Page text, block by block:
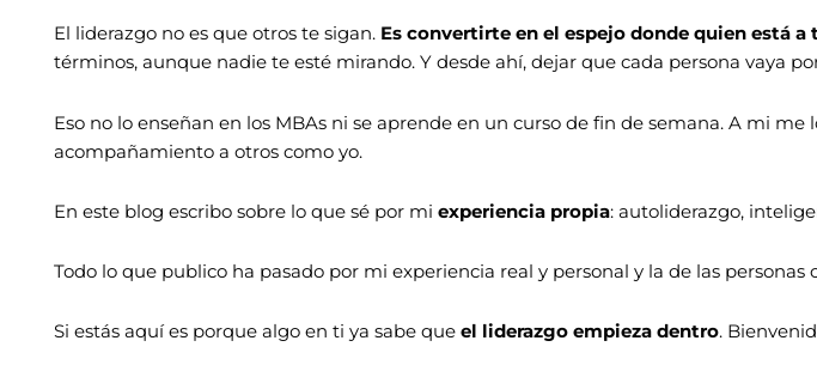
El liderazgo no es que otros te sigan. Es convertirte en el espejo donde quien está a
términos, aunque nadie te esté mirando. Y desde ahí, dejar que cada persona vaya
Eso no lo enseñan en los MBAs ni se aprende en un curso de fin de semana. A mi me
acompañamiento a otros como yo.
En este blog escribo sobre lo que sé por mi experiencia propia: autoliderazgo,
Todo lo que publico ha pasado por mi experiencia real y personal y la de las personas
Si estás aquí es porque algo en ti ya sabe que el liderazgo empieza dentro.